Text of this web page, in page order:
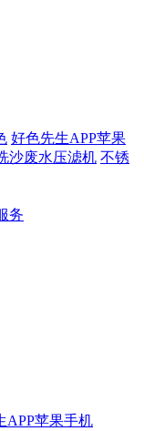
好色先生APP苹果
沙废水压滤机 不锈
务
APP苹果手机